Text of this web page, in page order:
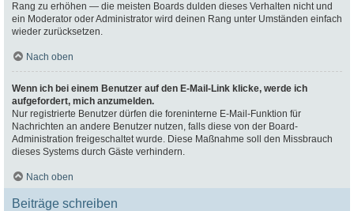
Rang zu erhöhen — die meisten Boards dulden dieses Verhalten nicht und
ein Moderator oder Administrator wird deinen Rang unter Umständen einfach
wieder zurücksetzen.
Nach oben
Wenn ich bei einem Benutzer auf den E-Mail-Link klicke, werde ich
aufgefordert, mich anzumelden.
Nur registrierte Benutzer dürfen die foreninterne E-Mail-Funktion für
Nachrichten an andere Benutzer nutzen, falls diese von der Board-
Administration freigeschaltet wurde. Diese Maßnahme soll den Missbrauch
dieses Systems durch Gäste verhindern.
Nach oben
Beiträge schreiben